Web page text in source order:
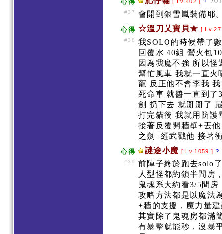
心得 [ Lv.402 ] ?
#37 會開到銀雪嵐裝備耶
心得 ☆溫刀乂寶貝★ [
#38
我SOLO的時候帶了
回覆水 40組 營火包
因為我魔不強 所以怪
幫忙風車 我就一直火
寵 反正他不會李我
死命車 就醬一直到了
劍 扔下去 就掰掰了
打完貓後 我就用防
接著反覆開牆壁+丟
之劍+經武戳他 接著
心得 謎途小魔 [ Lv.1059 ] ?
#39
前陣子終於跑去solo
人型怪都約鎖半間房
鬼魂系大約看3/5間
攻略方法都是以魔法
+牆的支援，魔力量
其實除了鬼魂房都滿
有暴擊就能秒，沒暴